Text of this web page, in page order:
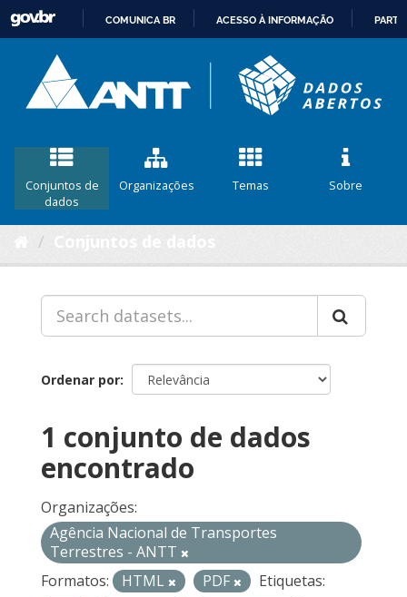
CONTEÚDO
COMUNICA BR ACESSO À INFORMAÇÃO
Conjuntos de
dados
Organizações Temas Sobre
Ordenar por
1 conjunto de dados
encontrado
Organizações:
Agência Nacional de Transportes
Terrestres - ANTT
Formatos:
HTML PDF
Etiquetas: